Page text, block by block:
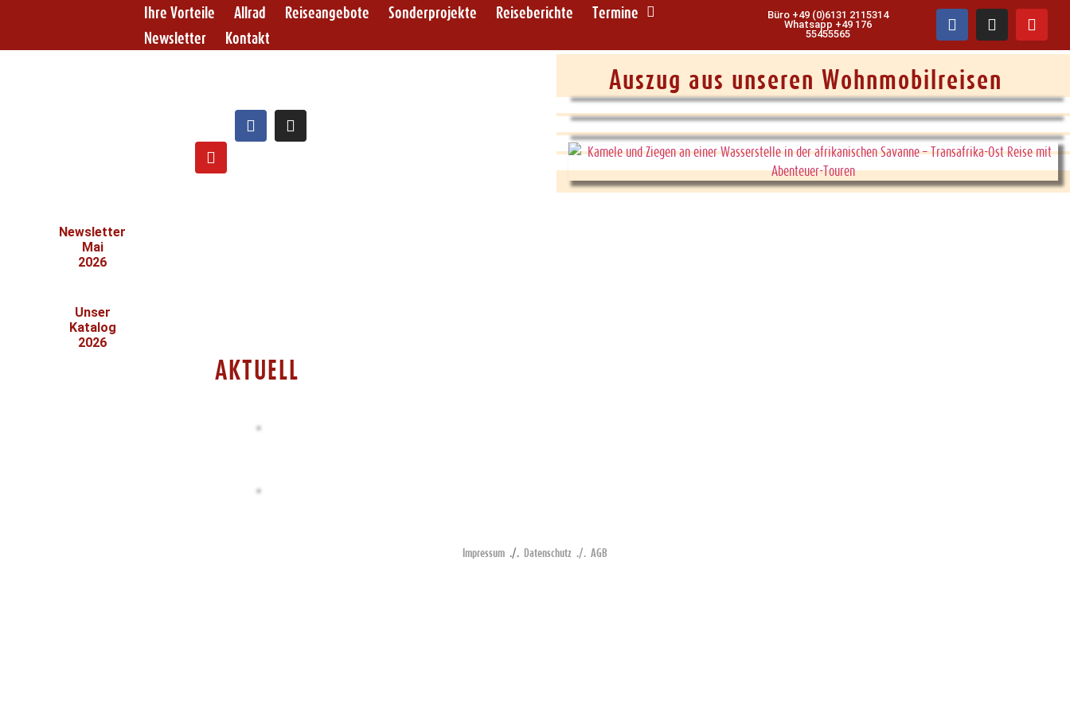
Ihre Vorteile Allrad Reiseangebote Sonderprojekte Reiseberichte
Termine
Newsletter
Kontakt
Büro +49 (0)6131 2115314
Whatsapp +49 176
55455565
Newsletter
Mai
2026
Unser
Katalog
2026
AKTUELL
Auszug aus unseren Wohnmobilreisen
Impressum ./. Datenschutz ./. AGB